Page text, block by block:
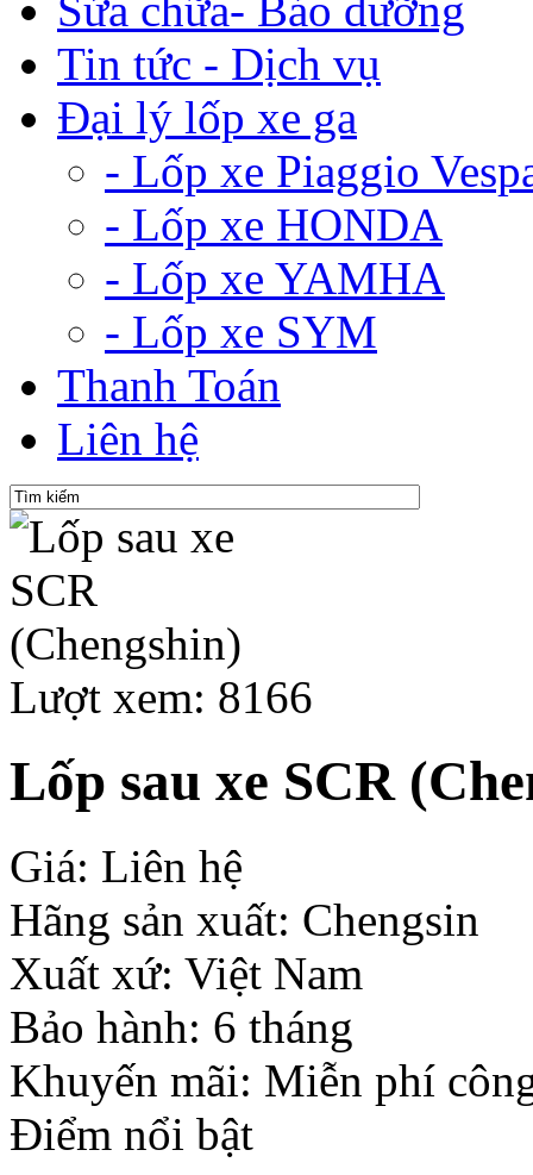
Tin tức - Dịch vụ
Đại lý lốp xe ga
- Lốp xe Piaggio
- Lốp xe HONDA
- Lốp xe YAMHA
- Lốp xe SYM
Thanh Toán
Liên hệ
Lượt xem: 8166
Lốp sau xe SCR
Giá: Liên hệ
Hãng sản xuất: Chengsin
Xuất xứ: Việt Nam
Bảo hành: 6 tháng
Khuyến mãi: Miễn phí
Điểm nổi bật